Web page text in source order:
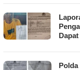
Polda